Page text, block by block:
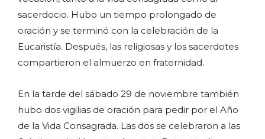
sacerdocio. Hubo un tiempo prolongado de
oración y se terminó con la celebración de la
Eucaristía. Después, las religiosas y los sacerdotes
compartieron el almuerzo en fraternidad.
En la tarde del sábado 29 de noviembre también
hubo dos vigilias de oración para pedir por el Año
de la Vida Consagrada. Las dos se celebraron a las